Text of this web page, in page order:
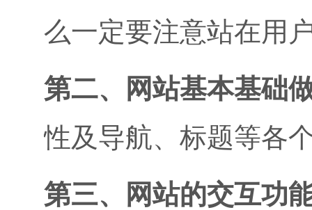
么一定要注意站在用
第二、网站基本基础
性及导航、标题等各
第三、网站的交互功